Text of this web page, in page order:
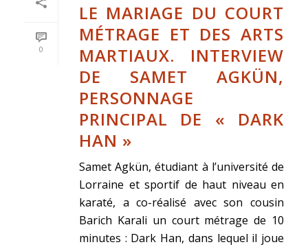
0
LE MARIAGE DU COURT
MÉTRAGE ET DES ARTS
MARTIAUX. INTERVIEW
DE SAMET AGKÜN,
PERSONNAGE
PRINCIPAL DE « DARK
HAN »
Samet Agkün, étudiant à l’université de
Lorraine et sportif de haut niveau en
karaté, a co-réalisé avec son cousin
Barich Karali un court métrage de 10
minutes : Dark Han, dans lequel il joue